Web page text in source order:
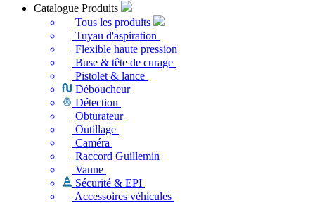
Catalogue Produits
Tous les produits
Tuyau d'aspiration
Flexible haute pression
Buse & tête de curage
Pistolet & lance
Déboucheur
Détection
Obturateur
Outillage
Caméra
Raccord Guillemin
Vanne
Sécurité & EPI
Accessoires véhicules